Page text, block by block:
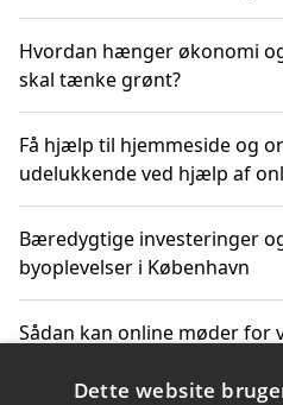
Hvordan hænger økonomi
skal tænke grønt?
Få hjælp til hjemmeside og
udelukkende ved hjælp af
Bæredygtige investeringer
byoplevelser i København
Sådan kan online møder for
Dette website